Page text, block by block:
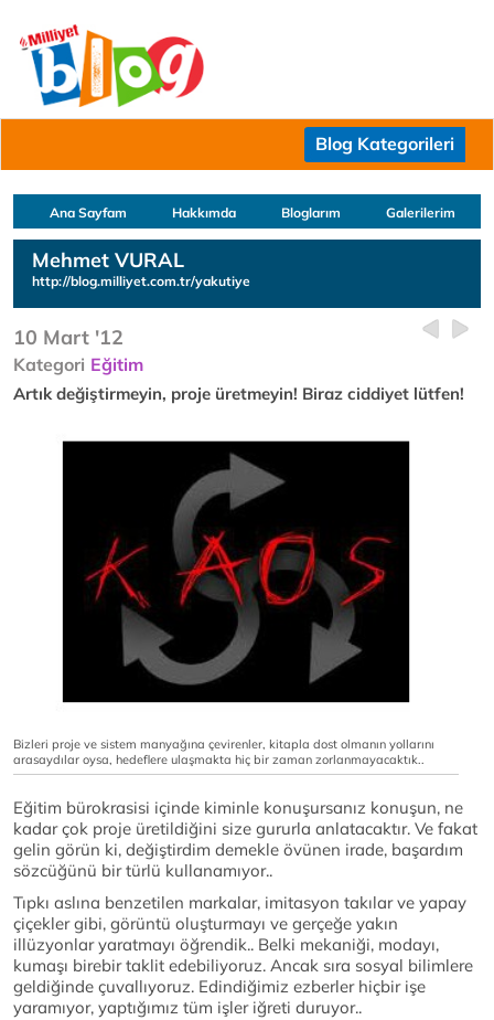
Blog Kategorileri
Ana Sayfam Hakkımda Bloglarım Galerilerim
Mehmet VURAL
http://blog.milliyet.com.tr/yakutiye
10 Mart '12
Kategori Eğitim
Artık değiştirmeyin, proje üretmeyin! Biraz ciddiyet lütfen!
Bizleri proje ve sistem manyağına çevirenler, kitapla dost olmanın yollarını
arasaydılar oysa, hedeflere ulaşmakta hiç bir zaman zorlanmayacaktık..
Eğitim bürokrasisi içinde kiminle konuşursanız konuşun, ne
kadar çok proje üretildiğini size gururla anlatacaktır. Ve fakat
gelin görün ki, değiştirdim demekle övünen irade, başardım
sözcüğünü bir türlü kullanamıyor..
Tıpkı aslına benzetilen markalar, imitasyon takılar ve yapay
çiçekler gibi, görüntü oluşturmayı ve gerçeğe yakın
illüzyonlar yaratmayı öğrendik.. Belki mekaniği, modayı,
kumaşı birebir taklit edebiliyoruz. Ancak sıra sosyal bilimlere
geldiğinde çuvallıyoruz. Edindiğimiz ezberler hiçbir işe
yaramıyor, yaptığımız tüm işler iğreti duruyor..